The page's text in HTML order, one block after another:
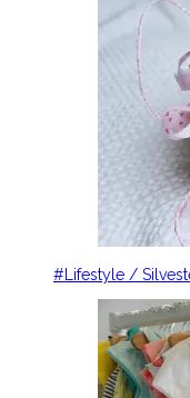
#Lifestyle /